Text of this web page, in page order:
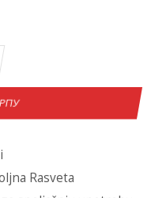
Rasveta